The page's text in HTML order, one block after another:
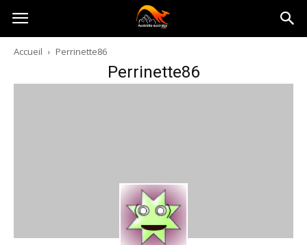
Australia-
australie.com
Accueil Perrinette86
Perrinette86